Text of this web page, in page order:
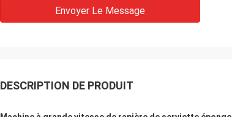
Alger
Envoyer Le Message
DESCRIPTION DE PRODUIT